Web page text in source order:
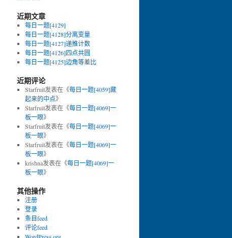
近期文章
每日一题[4129]
每日一题[4128]分离变量
每日一题[4127]递推计数
每日一题[4126]四点共圆
每日一题[4125]边角等差比
近期评论
Starfruit发表在《每日一题[4059]藏
起来的中点》
Starfruit发表在《每日一题[4069]一
板一眼》
Starfruit发表在《每日一题[4069]一
板一眼》
Starfruit发表在《每日一题[4069]一
板一眼》
krishna发表在《每日一题[4069]一
板一眼》
其他操作
注册
登录
条目feed
评论feed